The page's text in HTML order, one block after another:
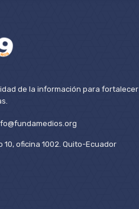
de la información para fortalecer
oficina 1002. Quito-Ecuador